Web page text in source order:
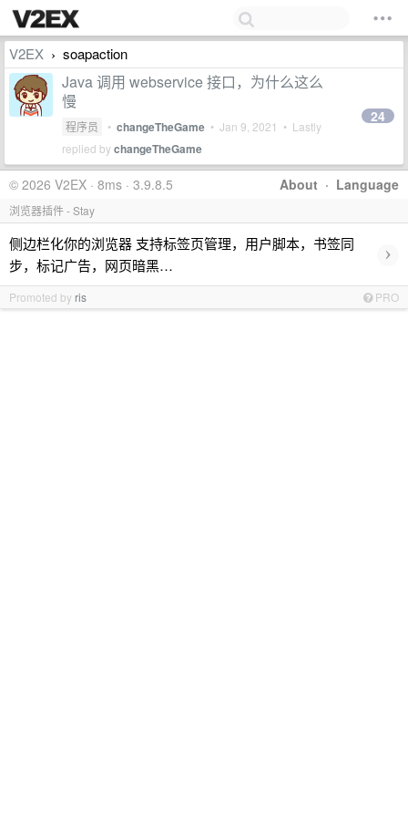
V2EX › soapaction
Java 调用 webservice 接口，为什么这么
慢
程序员 • changeTheGame • Jan 9, 2021 • Lastly
replied bychangeTheGame
24
About · Language
© 2026 V2EX · 8ms · 3.9.8.5
浏览器插件 - Stay
侧边栏化你的浏览器 支持标签页管理，用户脚本，书签同
步，标记广告，网页暗黑…
›
Promoted by ris PRO